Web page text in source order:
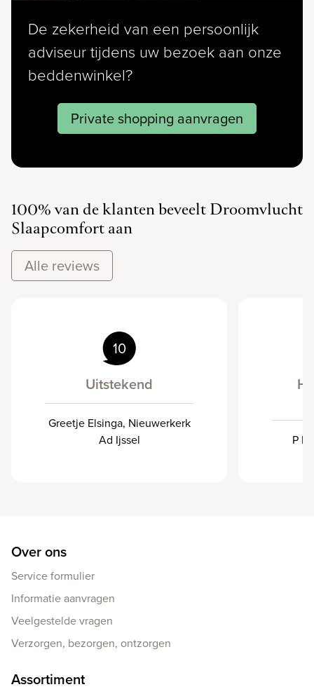
De zekerheid van een persoonlijk
adviseur tijdens uw bezoek aan onze
beddenwinkel?
Private shopping aanvragen
100% van de klanten beveelt Droomvlucht
Slaapcomfort aan
Alle reviews
10
Uitstekend
Greetje Elsinga, Nieuwerkerk
Ad Ijssel
P
Over ons
Service formulier
Informatie aanvragen
Veelgestelde vragen
Verzorgen, bezorgen, ontzorgen
Assortiment